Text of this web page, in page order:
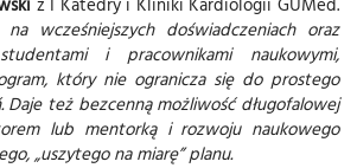
wcześniejszych doświadczeniach oraz
i pracownikami naukowymi,
który nie ogranicza się do prostego
Daje też bezcenną możliwość długofalowej
lub mentorką i rozwoju naukowego
„uszytego na miarę” planu.